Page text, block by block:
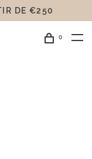
DE €250
0